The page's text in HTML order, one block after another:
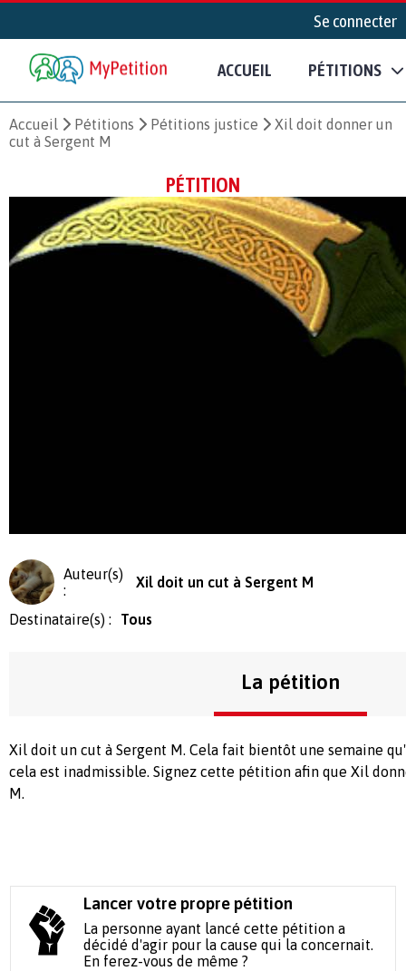
Se connecter
ACCUEIL PÉTITIONS
Accueil Pétitions Pétitions justice
Xil doit donner un
cut à Sergent M
PÉTITION
Auteur(s)
:
Xil doit un cut à Sergent M
Destinataire(s) : Tous
La pétition
Xil doit un cut à Sergent M. Cela fait bientôt une semaine
cela est inadmissible. Signez cette pétition afin que Xil
M.
Lancer votre propre pétition
La personne ayant lancé cette pétition a
décidé d'agir pour la cause qui la concernait.
En ferez-vous de même ?